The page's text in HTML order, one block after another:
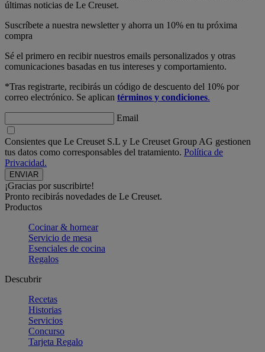
últimas noticias de Le Creuset.
Suscríbete a nuestra newsletter y ahorra un 10% en tu próxima
compra
Sé el primero en recibir nuestros emails personalizados y otras
comunicaciones basadas en tus intereses y comportamiento.
*Tras registrarte, recibirás un código de descuento del 10% por
correo electrónico. Se aplican términos y condiciones.
Email
Consientes que Le Creuset S.L y Le Creuset Group AG gestionen
tus datos como corresponsables del tratamiento. Política de
Privacidad.
¡Gracias por suscribirte!
Pronto recibirás novedades de Le Creuset.
Productos
Cocinar & hornear
Servicio de mesa
Esenciales de cocina
Regalos
Descubrir
Recetas
Historias
Servicios
Concurso
Tarjeta Regalo